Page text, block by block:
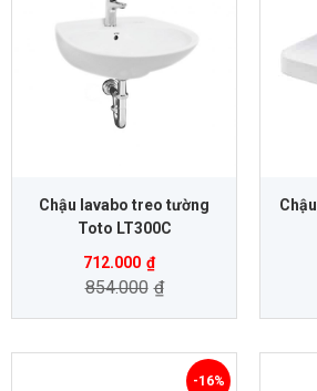
Chậu lavabo treo tường
Toto LT300C
712.000 ₫
854.000 ₫
-16%